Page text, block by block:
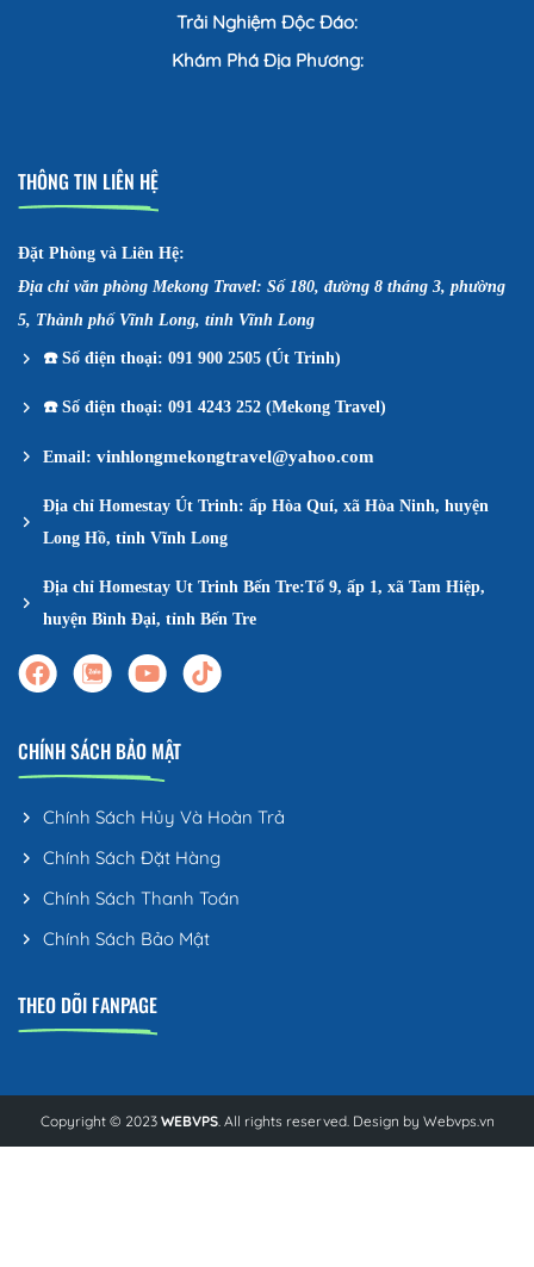
Trải Nghiệm Độc Đáo:
Khám Phá Địa Phương:
THÔNG TIN LIÊN HỆ
Đặt Phòng và Liên Hệ:
Địa chỉ văn phòng Mekong Travel: Số 180, đường 8 tháng 3, phường
5, Thành phố Vĩnh Long, tỉnh Vĩnh Long
☎️Số điện thoại: 091 900 2505 (Út Trinh)
☎️Số điện thoại: 091 4243 252 (Mekong Travel)
Email: vinhlongmekongtravel@yahoo.com
Địa chỉ Homestay Út Trinh: ấp Hòa Quí, xã Hòa Ninh, huyện
Long Hồ, tỉnh Vĩnh Long
Địa chỉ Homestay Ut Trinh Bến Tre:Tổ 9, ấp 1, xã Tam Hiệp,
huyện Bình Đại, tỉnh Bến Tre
CHÍNH SÁCH BẢO MẬT
Chính Sách Hủy Và Hoàn Trả
Chính Sách Đặt Hàng
Chính Sách Thanh Toán
Chính Sách Bảo Mật
THEO DÕI FANPAGE
Copyright © 2023 WEBVPS. All rights reserved. Design by Webvps.vn